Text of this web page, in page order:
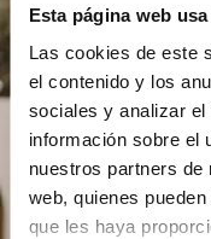
Esta página web
Las cookies de este
el contenido y los
sociales y analizar
información sobre el
nuestros partners
web, quienes
que les haya